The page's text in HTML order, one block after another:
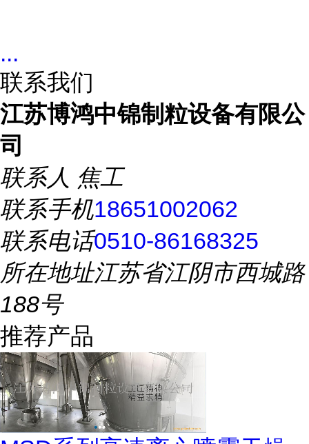
...
联系我们
江苏博鸿中锦制粒设备有限公
司
联系人 焦工
联系手机18651002062
联系电话0510-86168325
所在地址江苏省江阴市西城路
188号
推荐产品